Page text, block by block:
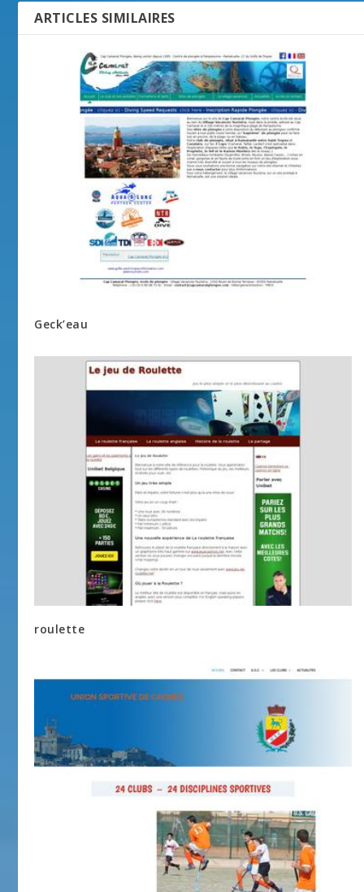
ARTICLES SIMILAIRES
Geck’eau
roulette